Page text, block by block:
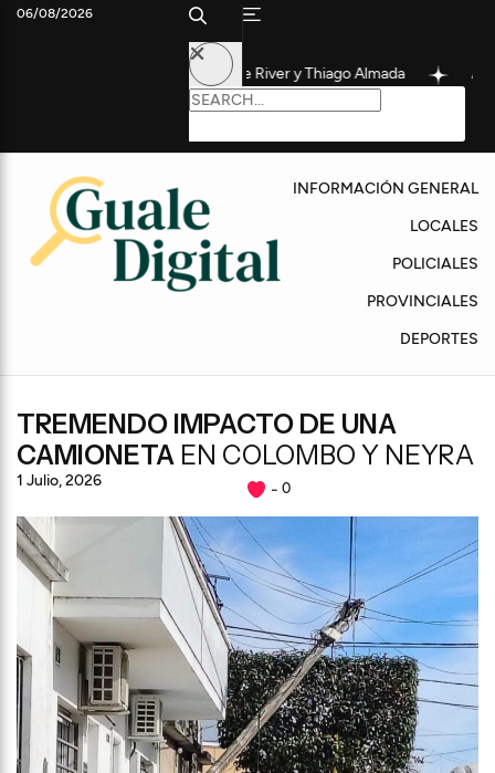
acuerdo total entre River y Thiago Almada Allanamientos
06/08/2026
INFORMACIÓN GENERAL
LOCALES
POLICIALES
PROVINCIALES
DEPORTES
TREMENDO IMPACTO DE UNA
CAMIONETA EN COLOMBO Y NEYRA
1 Julio, 2026 0